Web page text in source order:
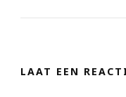
LAAT EEN